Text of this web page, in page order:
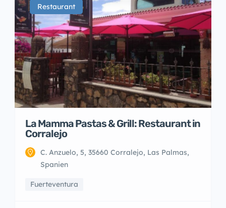
Restaurant
La Mamma Pastas & Grill: Restaurant in
Corralejo
C. Anzuelo, 5, 35660 Corralejo, Las Palmas,
Spanien
Fuerteventura